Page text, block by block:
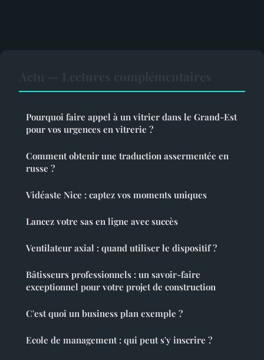
Pourquoi faire appel à un vitrier dans le Grand-Est
pour vos urgences en vitrerie ?
Comment obtenir une traduction assermentée en
russe ?
Vidéaste Nice : captez vos moments uniques
Lancez votre sas en ligne avec succès
Ventilateur axial : quand utiliser le dispositif ?
Bâtisseurs professionnels : un savoir-faire
exceptionnel pour votre projet de construction
C'est quoi un business plan exemple ?
Ecole de management : qui peut s'y inscrire ?